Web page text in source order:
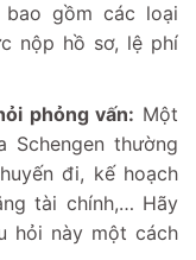
bao gồm các loại
nộp hồ sơ, lệ phí
phỏng vấn: Một
Schengen thường
đi, kế hoạch
tài chính,… Hãy
hỏi này một cách